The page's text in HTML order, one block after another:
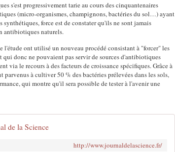
s'est progressivement tarie au cours des cinquantenaires
(micro-organismes, champignons, bactéries du sol…) ayant
force est de constater qu'ils ne sont jamais
antibiotiques naturels.
l'étude ont utilisé un nouveau procédé consistant à "forcer" les
donc ne pouvaient pas servir de sources d'antibiotiques
via le recours à des facteurs de croissance spécifiques. Grâce à
parvenus à cultiver 50 % des bactéries prélevées dans les sols,
qui montre qu'il sera possible de tester à l'avenir une
de la Science
http://www.journaldelascience.fr/